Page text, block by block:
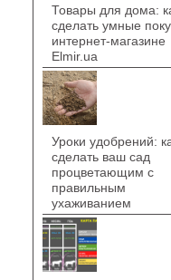
Товары для дома:
сделать умные
интернет-магазине
Elmir.ua
Уроки удобрений:
сделать ваш сад
процветающим с
правильным
ухаживанием